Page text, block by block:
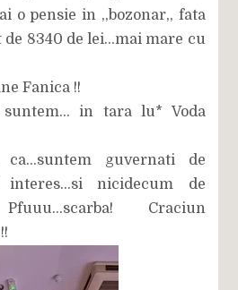
o pensie in ,,bozonar,, fata
8340 de lei...mai mare cu
Fanica !!
in tara lu* Voda
guvernati de
nicidecum de
Craciun